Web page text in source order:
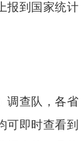
报到国家统计
调查队，各省
可即时查看到